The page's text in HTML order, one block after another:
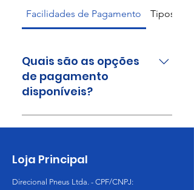
Facilidades de Pagamento Tipos de
Quais são as opções
de pagamento
disponíveis?
Aceitamos cartões de crédito e
juros. Consulte condições
especiais na loja.
Loja Principal
Direcional Pneus Ltda. - CPF/CNPJ: